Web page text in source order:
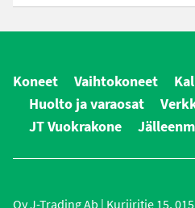
Koneet Vaihtokoneet
Huolto ja varaosat
JT Vuokrakone
Oy J-Trading Ab | Kuriiritie 15,